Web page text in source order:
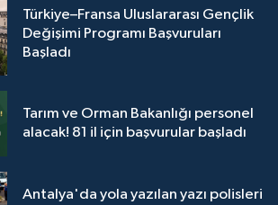
Türkiye–Fransa Uluslararası Gençlik
Değişimi Programı Başvuruları
Başladı
Tarım ve Orman Bakanlığı personel
alacak! 81 il için başvurular başladı
Antalya'da yola yazılan yazı polisleri